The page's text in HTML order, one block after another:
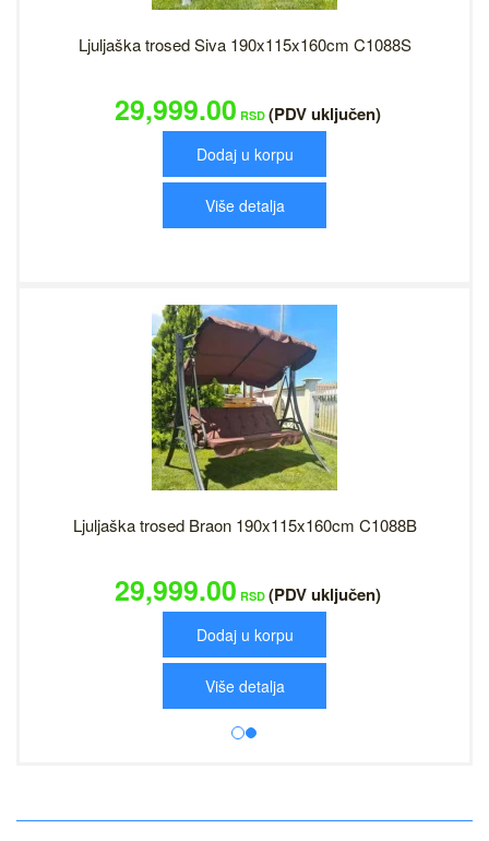
Ljuljaška trosed Siva 190x115x160cm C1088S
29,999.00 RSD (PDV uključen)
Dodaj u korpu
Više detalja
Ljuljaška trosed Braon 190x115x160cm C1088B
29,999.00 RSD (PDV uključen)
Dodaj u korpu
Više detalja